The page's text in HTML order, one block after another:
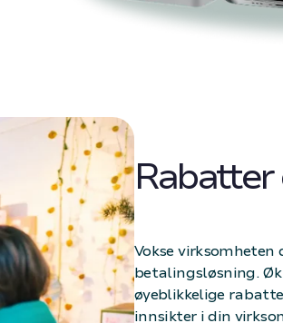
Vokse virksomheten
betalingsløsning.
øyeblikkelige
innsikter i din